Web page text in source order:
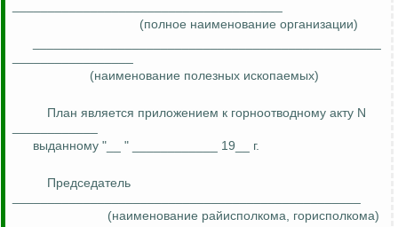
(полное наименование организации)
(наименование полезных ископаемых)
План является приложением к горноотводному акту N
выданному "__ " ____________ 19__ г.
Председатель
(наименование райисполкома, горисполкома)